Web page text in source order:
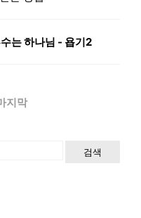
는 하나님 - 욥기2
지막
검색